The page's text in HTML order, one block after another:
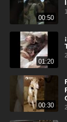
00:50
01:20
00:30